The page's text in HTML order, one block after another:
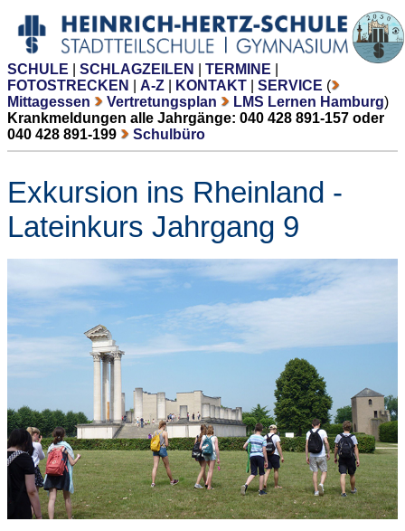
SCHULE SCHLAGZEILEN TERMINE
FOTOSTRECKEN
A-Z KONTAKT SERVICE (
Mittagessen
Vertretungsplan LMS Lernen Hamburg)
Krankmeldungen alle Jahrgänge: 040 428 891-157 oder
040 428 891-199
Schulbüro
Exkursion ins Rheinland -
Lateinkurs Jahrgang 9